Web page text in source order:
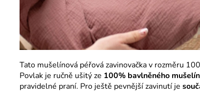
Tato mušelínová péřová zavinovačka v rozměru
Povlak je ručně ušitý ze 100% bavlněného
pravidelné praní. Pro ještě pevnější zavinutí je